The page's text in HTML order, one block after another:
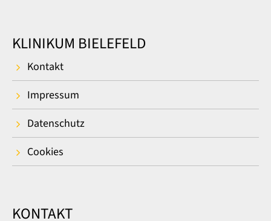
KLINIKUM BIELEFELD
Kontakt
Impressum
Datenschutz
Cookies
KONTAKT